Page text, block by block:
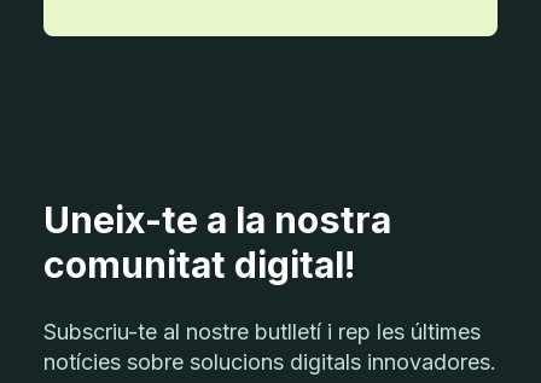
Uneix-te a la nostra
comunitat digital!
Subscriu-te al nostre butlletí i rep les últimes
notícies sobre solucions digitals innovadores.